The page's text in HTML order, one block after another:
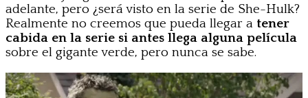
adelante, pero ¿será visto en la serie de She-Hulk?
Realmente no creemos que pueda llegar a tener
cabida en la serie si antes llega alguna película
sobre el gigante verde, pero nunca se sabe.